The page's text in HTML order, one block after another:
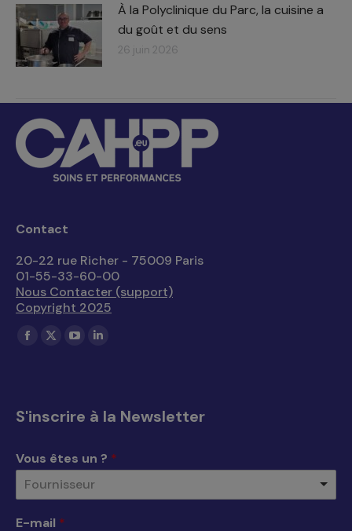
À la Polyclinique du Parc, la cuisine a
du goût et du sens
26 juin 2026
Contact
20-22 rue Richer - 75009 Paris
01-55-33-60-00
Nous Contacter (support)
Copyright 2025
Trouvez nous sur :
La
dans
nouvelle
fenêtre
La
dans
nouvelle
fenêtre
La
dans
nouvelle
fenêtre
La
dans
nouvelle
S'inscrire à la Newsletter
Vous êtes un ? *
Fournisseur
E-mail *